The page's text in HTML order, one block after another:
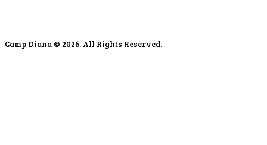
Camp Diana © 2026. All Rights Reserved.